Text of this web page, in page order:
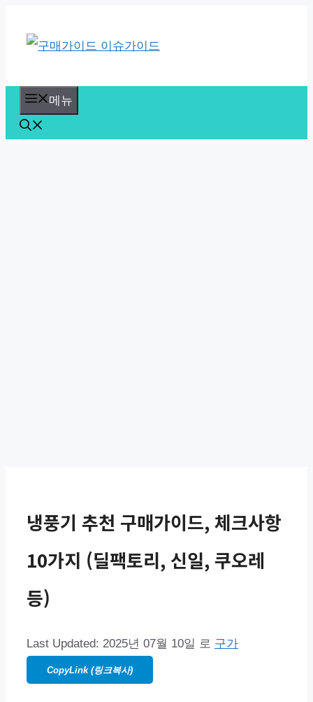
로
너
메뉴
냉풍기 추천 구매가이드, 체크사항
10가지 (딜팩토리, 신일, 쿠오레
등)
Last Updated: 2025년 07월 10일 로 구가
CopyLink (링크복사)